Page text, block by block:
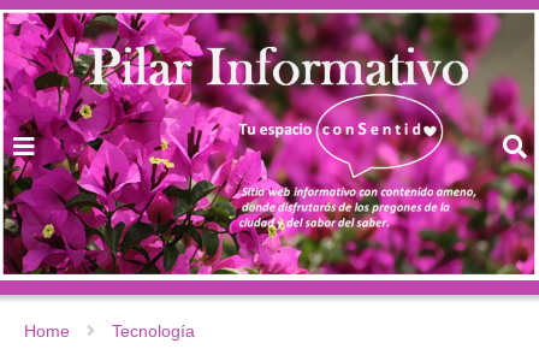
Home Tecnología